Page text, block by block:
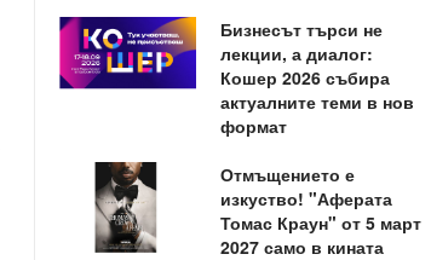
Бизнесът търси не
лекции, а диалог:
Кошер 2026 събира
актуалните теми в нов
формат
Отмъщението е
изкуство! "Аферата
Томас Краун" от 5 март
2027 само в кината